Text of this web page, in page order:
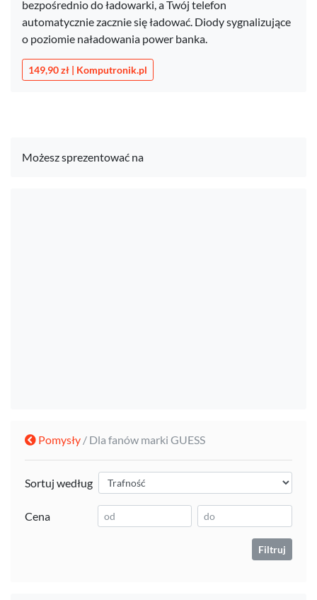
bezpośrednio do ładowarki, a Twój telefon
automatycznie zacznie się ładować. Diody sygnalizujące
o poziomie naładowania power banka.
149,90 zł | Komputronik.pl
Możesz sprezentować na
Pomysły / Dla fanów marki GUESS
Sortuj według
Cena
Filtruj